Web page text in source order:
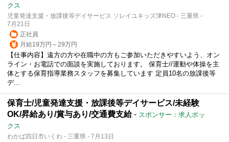
クス
児童発達支援・放課後等デイサービス ソレイユキッズ津NEO - 三重県 -
7月21日
正社員
月給19万円～29万円
【仕事内容】遠方の方や在職中の方もご参加いただきやすいよう、オン
ライン・お電話での面談を実施しております。 保育士//運動や体操を主
体とする保育指導業務スタッフを募集しています 定員10名の放課後等
デ...
保育士/児童発達支援・放課後等デイサービス/未経験
OK/昇給あり/賞与あり/交通費支給- スポンサー：求人ボッ
クス
わかば四日市いくわ - 三重県 - 7月13日